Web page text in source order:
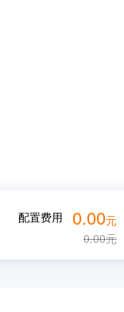
配置费用 0.00元
0.00元